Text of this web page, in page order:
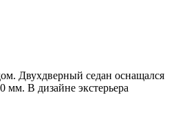
Двухдверный седан оснащался
мм. В дизайне экстерьера